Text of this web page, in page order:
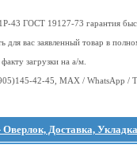
43 ГОСТ 19127-73 гарантия
для вас заявленный товар в
загрузки на а/м.
42-45, MAX / WhatsApp /
Доставка, Укладка